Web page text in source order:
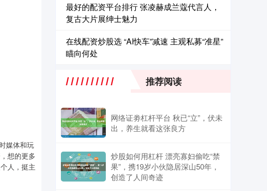
媒体和玩
想的更多
人，挺主
最好的配资平台排行 张凌赫成兰蔻代言人，
复古大片展绅士魅力
在线配资炒股选 “AI快车”减速 主观私募“准星”
瞄向何处
推荐阅读
网络证劵杠杆平台 秋已“立”，伏未
出，养生就看这张良方
炒股如何用杠杆 漂亮寡妇偷吃“禁
果”，携19岁小伙隐居深山50年，
创造了人间奇迹